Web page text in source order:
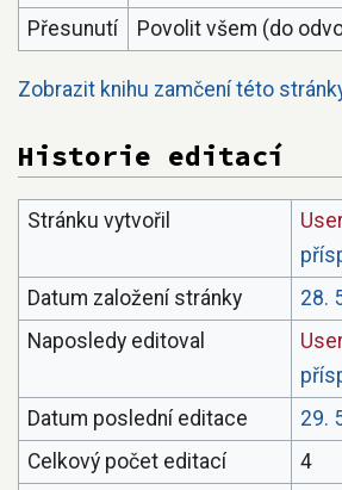
Přesunutí
Povolit všem (do
Zobrazit knihu zamčení této
Historie editací
Stránku vytvořil
Datum založení stránky
28.
Naposledy editoval
Datum poslední editace
29.
Celkový počet editací
4